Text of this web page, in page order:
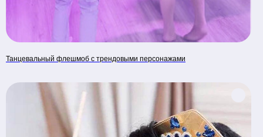
Танцевальный флешмоб с трендовыми персонажами